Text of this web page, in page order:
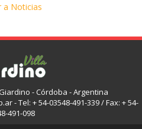
a Noticias
- Córdoba - Argentina
- Tel: + 54-03548-491-339 / Fax: + 54-
491-098